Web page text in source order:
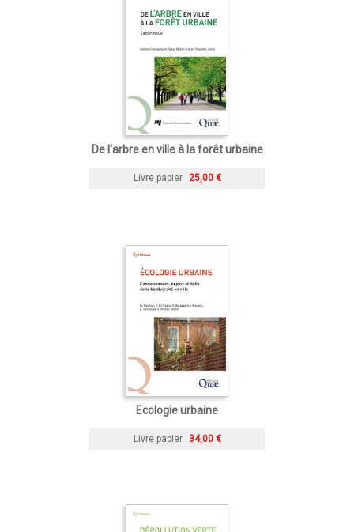
De l'arbre en ville à la forêt urbaine
Livre papier 25,00 €
Ecologie urbaine
Livre papier 34,00 €